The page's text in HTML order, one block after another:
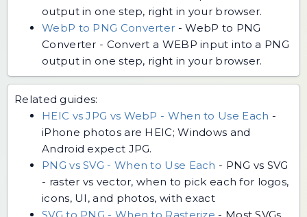
output in one step, right in your browser.
WebP to PNG Converter -WebP to PNG
Converter - Convert a WEBP input into a PNG
output in one step, right in your browser.
Related guides:
HEIC vs JPG vs WebP - When to Use Each -
iPhone photos are HEIC; Windows and
Android expect JPG.
PNG vs SVG - When to Use Each - PNG vs SVG
- raster vs vector, when to pick each for logos,
icons, UI, and photos, with exact